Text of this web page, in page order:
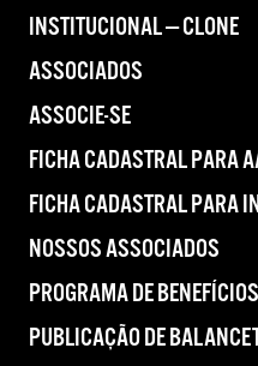
INSTITUCIONAL — CLONE
ASSOCIADOS
ASSOCIE-SE
FICHA CADASTRAL PARA
FICHA CADASTRAL PARA
NOSSOS ASSOCIADOS
PROGRAMA DE BENEFÍCIOS
PUBLICAÇÃO DE